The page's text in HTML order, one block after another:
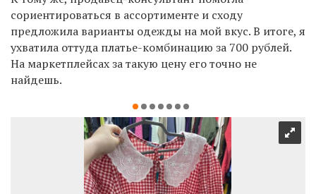
сориентироваться в ассортименте и сходу
предложила варианты одежды на мой вкус. В итоге, я
ухватила оттуда платье-комбинацию за 700 рублей.
На маркетплейсах за такую цену его точно не
найдешь.